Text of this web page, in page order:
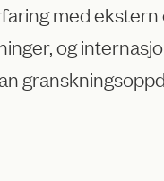
med
og